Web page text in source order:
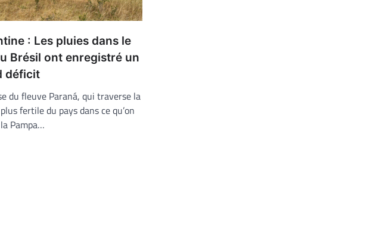
: Les pluies dans le
Brésil ont enregistré un
déficit
du fleuve Paraná, qui traverse la
fertile du pays dans ce qu’on
Pampa…